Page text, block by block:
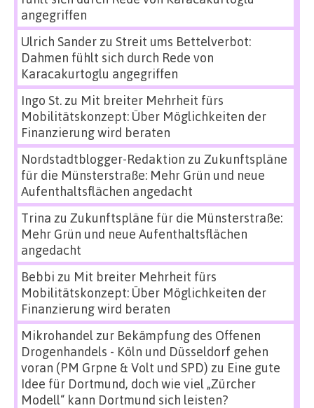
angegriffen
Ulrich Sanderzu Streit ums Bettelverbot:
Dahmen fühlt sich durch Rede von
Karacakurtoglu angegriffen
Ingo St.zu Mit breiter Mehrheit fürs
Mobilitätskonzept: Über Möglichkeiten der
Finanzierung wird beraten
Nordstadtblogger-Redaktion zu Zukunftspläne
für die Münsterstraße: Mehr Grün und neue
Aufenthaltsflächen angedacht
Trina zu Zukunftspläne für die Münsterstraße:
Mehr Grün und neue Aufenthaltsflächen
angedacht
Bebbi zu Mit breiter Mehrheit fürs
Mobilitätskonzept: Über Möglichkeiten der
Finanzierung wird beraten
Mikrohandel zur Bekämpfung des Offenen
Drogenhandels - Köln und Düsseldorf gehen
voran (PM Grpne & Volt und SPD) zu Eine gute
Idee für Dortmund, doch wie viel „Zürcher
Modell“ kann Dortmund sich leisten?